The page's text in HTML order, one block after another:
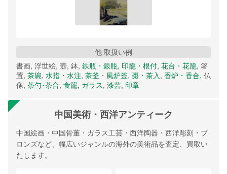
他 取扱い例
書画, 浮世絵, 壺, 鉢, 鉄瓶・銀瓶, 印籠・根付, 花台・花籠, 箸
置, 茶碗, 水指・水注, 茶釜・風炉釜, 棗・茶入, 香炉・香合, 仏
像, 茶勺･茶合, 食籠, ガラス, 漆芸, 印章
中国美術・西洋アンティーク
中国絵画・中国骨董・ガラス工芸・西洋陶器・西洋彫刻・ブ
ロンズなど、幅広いジャンルの海外の美術品を査定、買取い
たします。